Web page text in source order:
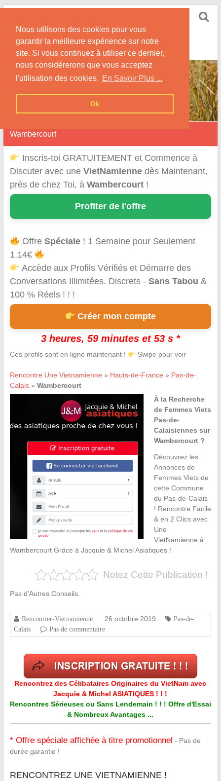
Nous utilisons des cookies pour vous
garantir la meilleure expérience sur notre
site. Si vous continuez à utiliser ce dernier,
nous considérerons que vous acceptez
l'utilisation des cookies. En Savoir Plus ...
Ok
Skip
contentVietnamienne
Rencontre une Célibataire Originaire du VietNam !
Wambercourt
Inscris-toi GRATUITEMENT et Commence à
Discuter avec une VietNamiennedès Maintenant,
près de chez Toi, à Wambercourt!
Profiter de l'offre
OffreSpéciale ! 1 Semaine pour Seulement
1,14€
Accède aux Profils Vérifiés et Démarre des
Conversations Illimitées. Discrets - Sans Tabou &
100 % Réels ! ! !
Créer mon compte
3 heures, 59 minutes et 53 s *
Ces profils sont en ligne maintenant ! Swipe pour voir
Rencontre Une Vietnamienne » Hauts-de-France » Pas-de-
Calais» Wambercourt
À la Recherche
de Femmes Viets
Pas-de-
Calaisiennes sur
Wambercourt ?
Découvrez les
Annonces de
Femmes Viets de
cette Commune
du Pas-de-Calais
! Rencontre Facile
& en 2 Clics avec
Une
VietNamienne à
Wambercourt Grâce à Jacquie & Michel Asiatiques !
Notez Cette Publication !
Pas d'Autres Conseils.
Rencontrer-Vietnamienne 26 octobre 2019
Pas-de-
Calais
Pas de commentaire
Rencontrez des Célibataires Originaires du VietNam avec
Jacquie & Michel ASIATIQUES ! ! !
Rencontres Sérieuses ou Sans Lendemain ! ! ! Offre d'Essai
& Nombreux Avantages ...
* Offre spéciale affichée à titre promotionnel - Pas de
durée garantie !
RENCONTREZ UNE VIETNAMIENNE !